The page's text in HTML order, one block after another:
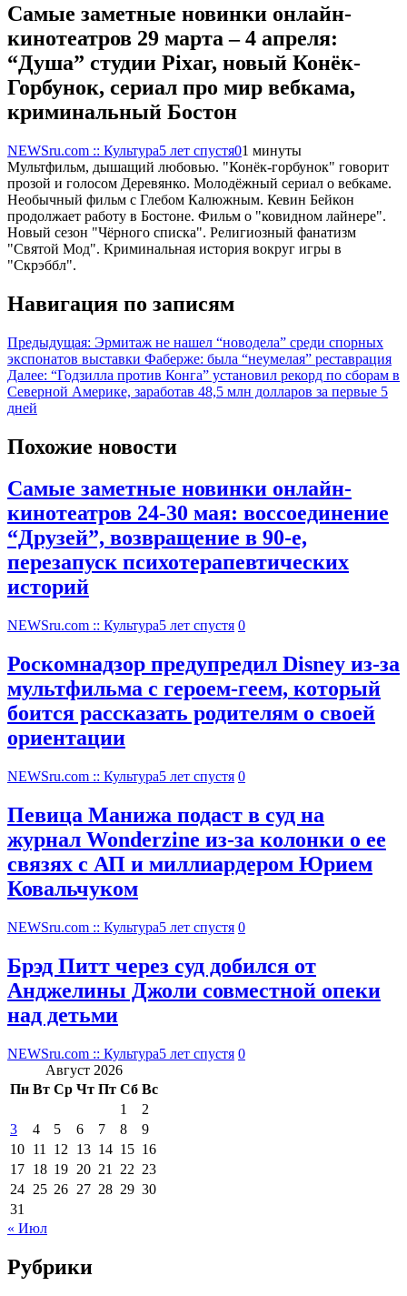
Самые заметные новинки онлайн-
кинотеатров 29 марта – 4 апреля:
“Душа” студии Pixar, новый Конёк-
Горбунок, сериал про мир вебкама,
криминальный Бостон
NEWSru.com :: Культура5 лет спустя01 минуты
Мультфильм, дышащий любовью. "Конёк-горбунок" говорит
прозой и голосом Деревянко. Молодёжный сериал о вебкаме.
Необычный фильм с Глебом Калюжным. Кевин Бейкон
продолжает работу в Бостоне. Фильм о "ковидном лайнере".
Новый сезон "Чёрного списка". Религиозный фанатизм
"Святой Мод". Криминальная история вокруг игры в
"Скрэббл".
Навигация по записям
Предыдущая: Эрмитаж не нашел “новодела” среди спорных
экспонатов выставки Фаберже: была “неумелая” реставрация
Далее: “Годзилла против Конга” установил рекорд по сборам в
Северной Америке, заработав 48,5 млн долларов за первые 5
дней
Похожие новости
Самые заметные новинки онлайн-
кинотеатров 24-30 мая: воссоединение
“Друзей”, возвращение в 90-е,
перезапуск психотерапевтических
историй
NEWSru.com :: Культура5 лет спустя 0
Роскомнадзор предупредил Disney из-за
мультфильма c героем-геем, который
боится рассказать родителям о своей
ориентации
NEWSru.com :: Культура5 лет спустя 0
Певица Манижа подаст в суд на
журнал Wonderzine из-за колонки о ее
связях с АП и миллиардером Юрием
Ковальчуком
NEWSru.com :: Культура5 лет спустя 0
Брэд Питт через суд добился от
Анджелины Джоли совместной опеки
над детьми
NEWSru.com :: Культура5 лет спустя 0
Август 2026
Пн Вт Ср Чт Пт Сб Вс
1
2
3
4 5 6 7 8
9
10 11 12 13 14 15 16
17 18 19 20 21 22 23
24 25 26 27 28 29 30
31
« Июл
Рубрики